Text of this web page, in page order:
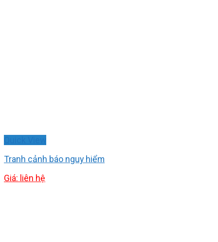
Tranh cảnh báo nguy hiểm
Giá: liên hệ